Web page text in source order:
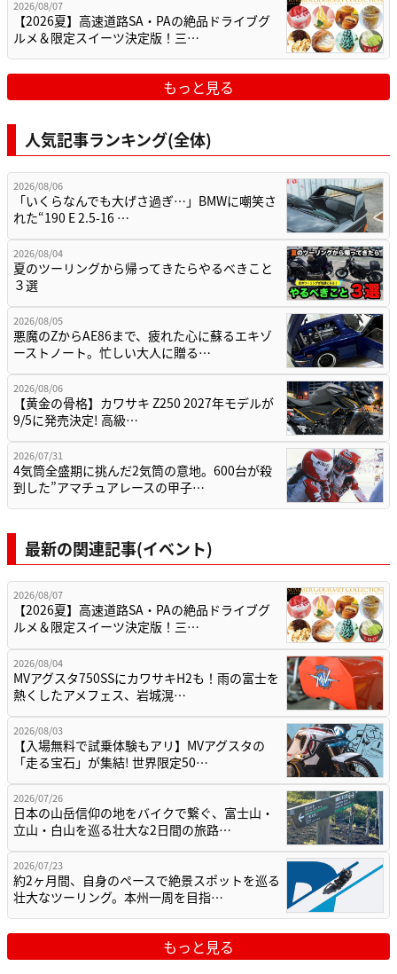
2026/08/07
【2026夏】高速道路SA・PAの絶品ドライブグ
ルメ＆限定スイーツ決定版！三…
もっと見る
人気記事ランキング(全体)
2026/08/06
「いくらなんでも大げさ過ぎ…」BMWに嘲笑さ
れた“190 E 2.5-16 …
2026/08/04
夏のツーリングから帰ってきたらやるべきこと
３選
2026/08/05
悪魔のZからAE86まで、疲れた心に蘇るエキゾ
ーストノート。忙しい大人に贈る…
2026/08/06
【黄金の骨格】カワサキ Z250 2027年モデルが
9/5に発売決定! 高級…
2026/07/31
4気筒全盛期に挑んだ2気筒の意地。600台が殺
到した”アマチュアレースの甲子…
最新の関連記事(イベント)
2026/08/07
【2026夏】高速道路SA・PAの絶品ドライブグ
ルメ＆限定スイーツ決定版！三…
2026/08/04
MVアグスタ750SSにカワサキH2も！雨の富士を
熱くしたアメフェス、岩城滉…
2026/08/03
【入場無料で試乗体験もアリ】MVアグスタの
「走る宝石」が集結! 世界限定50…
2026/07/26
日本の山岳信仰の地をバイクで繋ぐ、富士山・
立山・白山を巡る壮大な2日間の旅路…
2026/07/23
約2ヶ月間、自身のペースで絶景スポットを巡る
壮大なツーリング。本州一周を目指…
もっと見る